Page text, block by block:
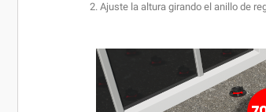
Ajuste la altura girando el anillo de